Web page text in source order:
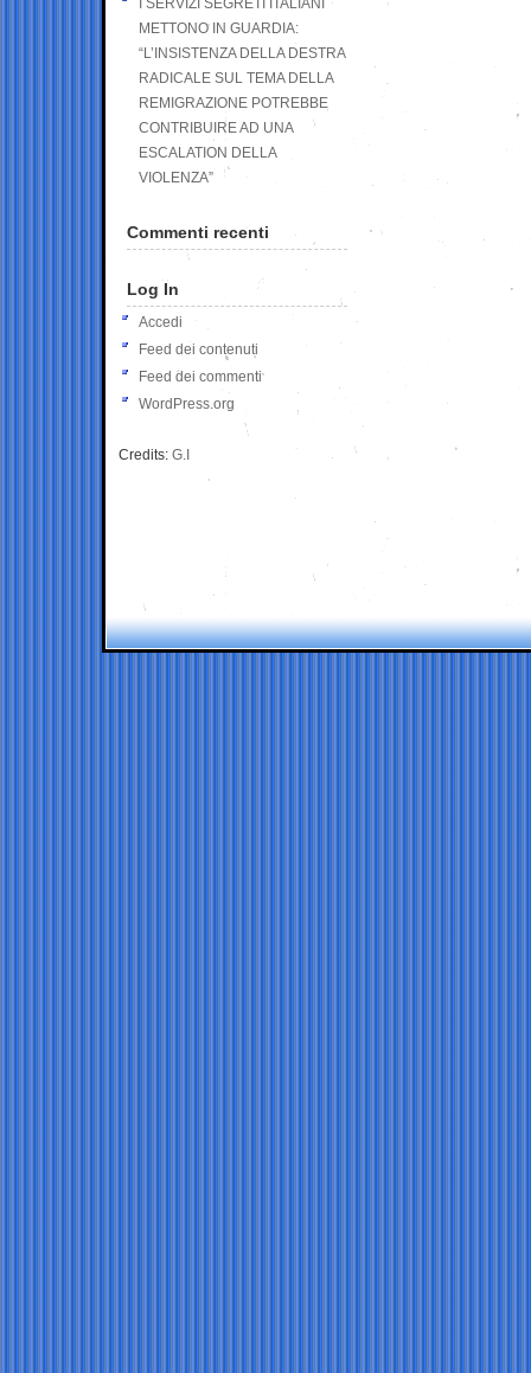
I SERVIZI SEGRETI ITALIANI
METTONO IN GUARDIA:
“L’INSISTENZA DELLA DESTRA
RADICALE SUL TEMA DELLA
REMIGRAZIONE POTREBBE
CONTRIBUIRE AD UNA
ESCALATION DELLA
VIOLENZA”
Commenti recenti
Log In
Accedi
Feed dei contenuti
Feed dei commenti
WordPress.org
Credits: G.I